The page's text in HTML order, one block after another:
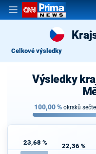
Celkové výsledky
Výsledky
100,00% okrsků
23,68 % 22,36 %